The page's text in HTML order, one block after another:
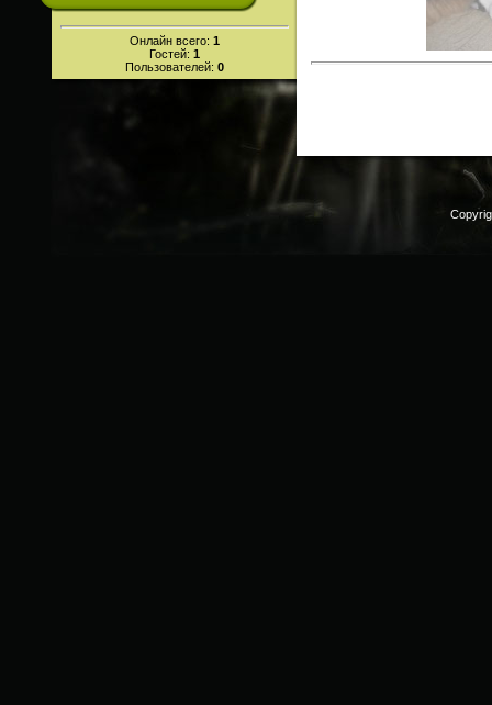
Онлайн всего: 1
Гостей: 1
Пользователей: 0